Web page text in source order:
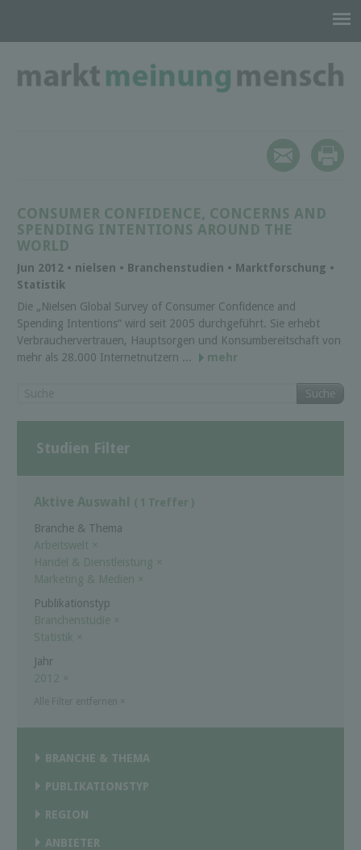
CONSUMER CONFIDENCE, CONCERNS AND
SPENDING INTENTIONS AROUND THE
WORLD
Jun 2012 • nielsen • Branchenstudien • Marktforschung •
Statistik
Die „Nielsen Global Survey of Consumer Confidence and
Spending Intentions“ wird seit 2005 durchgeführt. Sie erhebt
Verbrauchervertrauen, Hauptsorgen und Konsumbereitschaft von
mehr als 28.000 Internetnutzern ...
mehr
Suche
Studien Filter
Aktive Auswahl ( 1 Treffer )
Branche & Thema
Arbeitswelt ×
Handel & Dienstleistung ×
Marketing & Medien ×
Publikationstyp
Branchenstudie ×
Statistik ×
Jahr
2012 ×
BRANCHE & THEMA
PUBLIKATIONSTYP
REGION
ANBIETER